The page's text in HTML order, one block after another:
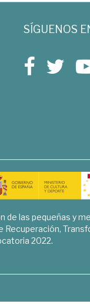
SÍGUENOS
de las pequeñas y
2022.